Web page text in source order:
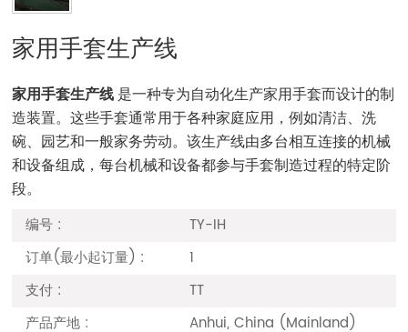
家用手套生产线
家用手套生产线 是一种专为自动化生产家用手套而设计的制
造装置。这些手套通常用于各种家庭应用，例如清洁、洗
碗、园艺和一般家务劳动。该生产线由多台相互连接的机械
和设备组成，每台机械和设备都参与手套制造过程的特定阶
段。
编号 :
TY-IH
订单(最小起订量) :
1
支付 :
TT
产品产地 :
Anhui, China (Mainland)